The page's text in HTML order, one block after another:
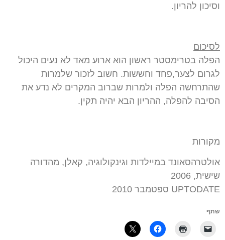
וסיכון להריון.
לסיכום
הפלה בטרימסטר ראשון הוא ארוע מאד לא נעים היכול
לגרום לצער,פחד וחששות. חשוב לזכור שלמרות
שהתרחשה הפלה ולמרות שברוב המקרים לא נדע את
הסיבה להפלה, ההריון הבא יהיה תקין.
מקורות
אולטרהסאונד במיילדות וגינקולוגיה, קאלן, מהדורה
שישית, 2006
UPTODATE ספטמבר 2010
שתף